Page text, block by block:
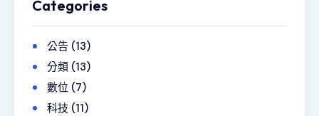
Categories
公告 (13)
分類 (13)
數位 (7)
科技 (11)